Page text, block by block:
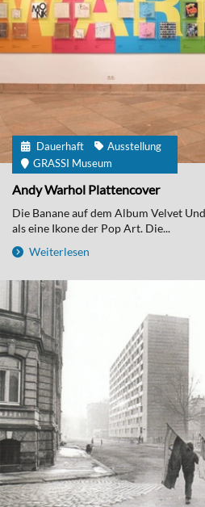
Dauerhaft
Ausstellung
GRASSI Museum
Andy Warhol Plattencover
Die Banane auf dem Album Velvet
als eine Ikone der Pop Art. Die...
Weiterlesen